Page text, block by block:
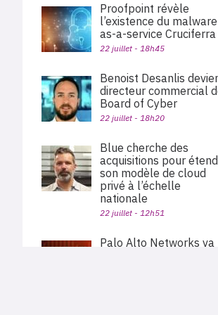
Proofpoint révèle
l’existence du
as-a-service Cruciferra
22 juillet - 18h45
Benoist Desanlis
directeur commercial
Board of Cyber
22 juillet - 18h20
Blue cherche des
acquisitions pour
son modèle de cloud
privé à l’échelle
nationale
22 juillet - 12h51
Palo Alto Networks va